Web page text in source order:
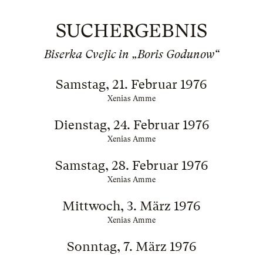
SUCHERGEBNIS
Biserka Cvejic in „Boris Godunow“
Samstag, 21. Februar 1976
Xenias Amme
Dienstag, 24. Februar 1976
Xenias Amme
Samstag, 28. Februar 1976
Xenias Amme
Mittwoch, 3. März 1976
Xenias Amme
Sonntag, 7. März 1976